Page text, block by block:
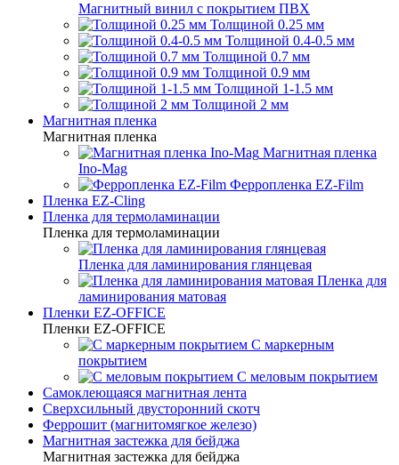
Магнитный винил с покрытием ПВХ
Толщиной 0.25 мм
Толщиной 0.4-0.5 мм
Толщиной 0.7 мм
Толщиной 0.9 мм
Толщиной 1-1.5 мм
Толщиной 2 мм
Магнитная пленка
Магнитная пленка
Магнитная пленка
Ino-Mag
Ферропленка EZ-Film
Пленка EZ-Cling
Пленка для термоламинации
Пленка для термоламинации
Пленка для ламинирования глянцевая
Пленка для
ламинирования матовая
Пленки EZ-OFFICE
Пленки EZ-OFFICE
С маркерным
покрытием
С меловым покрытием
Самоклеющаяся магнитная лента
Сверхсильный двусторонний скотч
Феррошит (магнитомягкое железо)
Магнитная застежка для бейджа
Магнитная застежка для бейджа